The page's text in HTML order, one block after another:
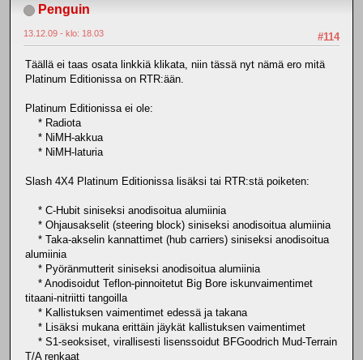
Penguin
#114
13.12.09 - klo: 18.03
Täällä ei taas osata linkkiä klikata, niin tässä nyt nämä ero mitä
Platinum Editionissa on RTR:ään.
Platinum Editionissa ei ole:
* Radiota
* NiMH-akkua
* NiMH-laturia
Slash 4X4 Platinum Editionissa lisäksi tai RTR:stä poiketen:
* C-Hubit siniseksi anodisoitua alumiinia
* Ohjausakselit (steering block) siniseksi anodisoitua alumiinia
* Taka-akselin kannattimet (hub carriers) siniseksi anodisoitua
alumiinia
* Pyöränmutterit siniseksi anodisoitua alumiinia
* Anodisoidut Teflon-pinnoitetut Big Bore iskunvaimentimet
titaani-nitriitti tangoilla
* Kallistuksen vaimentimet edessä ja takana
* Lisäksi mukana erittäin jäykät kallistuksen vaimentimet
* S1-seoksiset, virallisesti lisenssoidut BFGoodrich Mud-Terrain
T/A renkaat